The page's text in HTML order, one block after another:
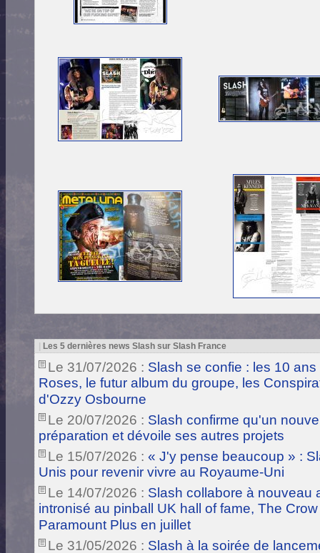
Les 5 dernières news Slash sur Slash France
Le 31/07/2026 : Slash se confie : les 10
Roses, le futur album du groupe, les
d'Ozzy Osbourne
Le 20/07/2026 : Slash confirme qu'un
préparation et dévoile ses autres projets
Le 15/07/2026 : « J'y pense beaucoup » :
Unis pour revenir vivre au Royaume-Uni
Le 14/07/2026 : Slash collabore à nouveau
intronisé au pinball UK hall of fame, The
Paramount Plus en juillet
Le 31/05/2026 : Slash à la soirée de